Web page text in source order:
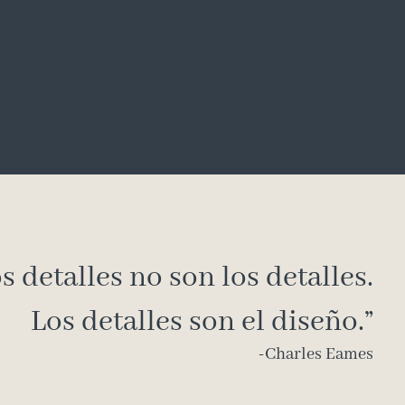
detalles no son los detalles.
Los detalles son el diseño.”
-Charles Eames